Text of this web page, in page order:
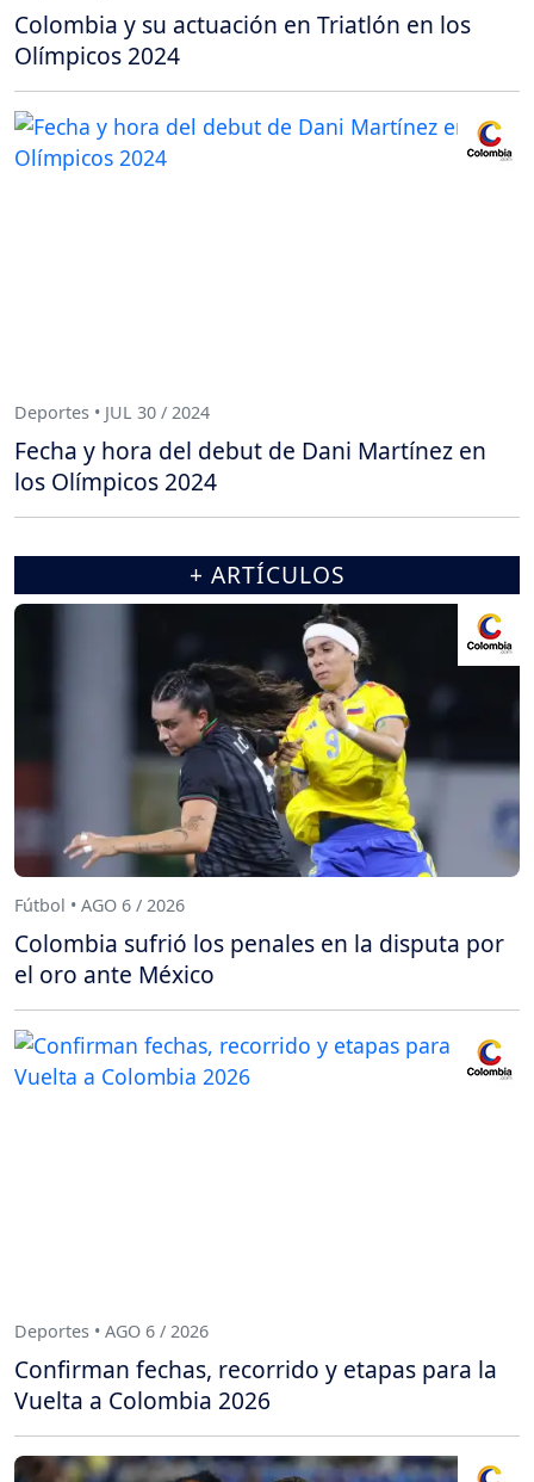
Colombia y su actuación en Triatlón en los
Olímpicos 2024
Deportes • JUL 30 / 2024
Fecha y hora del debut de Dani Martínez en
los Olímpicos 2024
+ ARTÍCULOS
Fútbol • AGO 6 / 2026
Colombia sufrió los penales en la disputa por
el oro ante México
Deportes • AGO 6 / 2026
Confirman fechas, recorrido y etapas para la
Vuelta a Colombia 2026